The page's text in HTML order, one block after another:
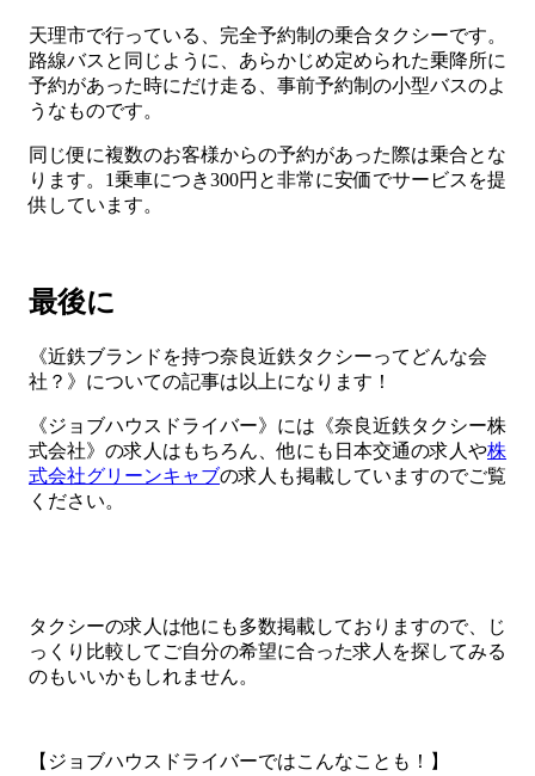
天理市で行っている、完全予約制の乗合タクシーです。
路線バスと同じように、あらかじめ定められた乗降所に
予約があった時にだけ走る、事前予約制の小型バスのよ
うなものです。
同じ便に複数のお客様からの予約があった際は乗合とな
ります。1乗車につき300円と非常に安価でサービスを提
供しています。
最後に
《近鉄ブランドを持つ奈良近鉄タクシーってどんな会
社？》についての記事は以上になります！
《ジョブハウスドライバー》には《奈良近鉄タクシー株
式会社》の求人はもちろん、他にも日本交通の求人や株
式会社グリーンキャブの求人も掲載していますのでご覧
ください。
タクシーの求人は他にも多数掲載しておりますので、じ
っくり比較してご自分の希望に合った求人を探してみる
のもいいかもしれません。
【ジョブハウスドライバーではこんなことも！】